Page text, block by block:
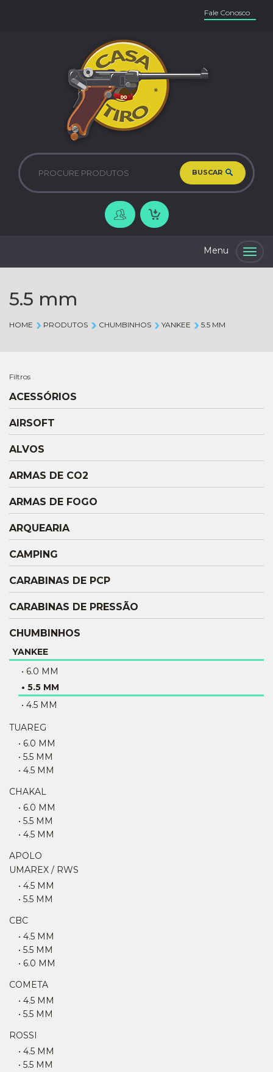
Fale Conosco
BUSCAR
5.5 mm
HOME PRODUTOS CHUMBINHOS YANKEE 5.5 MM
Filtros
ACESSÓRIOS
AIRSOFT
ALVOS
ARMAS DE CO2
ARMAS DE FOGO
ARQUEARIA
CAMPING
CARABINAS DE PCP
CARABINAS DE PRESSÃO
CHUMBINHOS
YANKEE
• 6.0 MM
• 5.5 MM
• 4.5 MM
TUAREG
• 6.0 MM
• 5.5 MM
• 4.5 MM
CHAKAL
• 6.0 MM
• 5.5 MM
• 4.5 MM
APOLO
UMAREX / RWS
• 4.5 MM
• 5.5 MM
CBC
• 4.5 MM
• 5.5 MM
• 6.0 MM
COMETA
• 4.5 MM
• 5.5 MM
ROSSI
• 4.5 MM
• 5.5 MM